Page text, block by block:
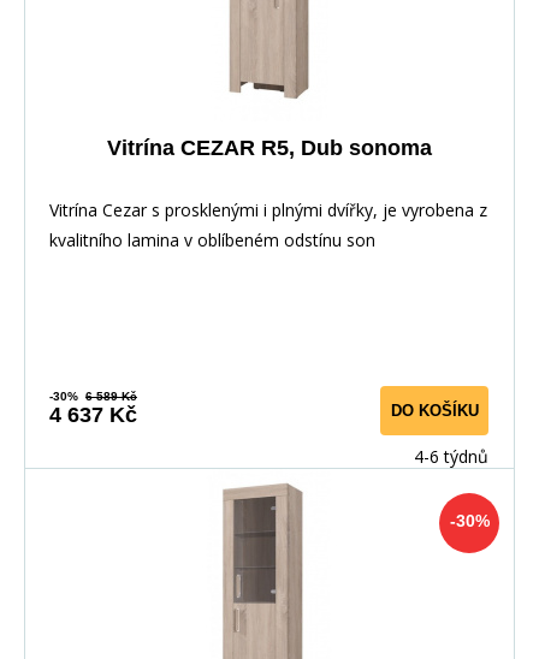
Vitrína CEZAR R5, Dub sonoma
Vitrína Cezar s prosklenými i plnými dvířky, je vyrobena z
kvalitního lamina v oblíbeném odstínu son
-30% 6 589 Kč
4 637 Kč DO KOŠÍKU
4-6 týdnů
-30%